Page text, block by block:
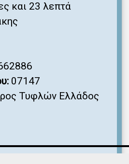
και 23 λεπτά
07147
Τυφλών Ελλάδος